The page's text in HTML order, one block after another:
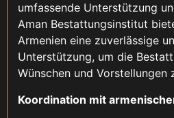
umfassende Unterstützung
Aman Bestattungsinstitut
Armenien eine zuverlässige
Unterstützung, um die
Wünschen und Vorstellungen
Koordination mit